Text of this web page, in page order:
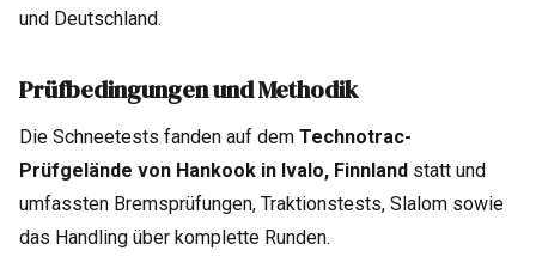
und Deutschland.
Prüfbedingungen und Methodik
Die Schneetests fanden auf dem Technotrac-
Prüfgelände von Hankook in Ivalo, Finnland statt und
umfassten Bremsprüfungen, Traktionstests, Slalom sowie
das Handling über komplette Runden.